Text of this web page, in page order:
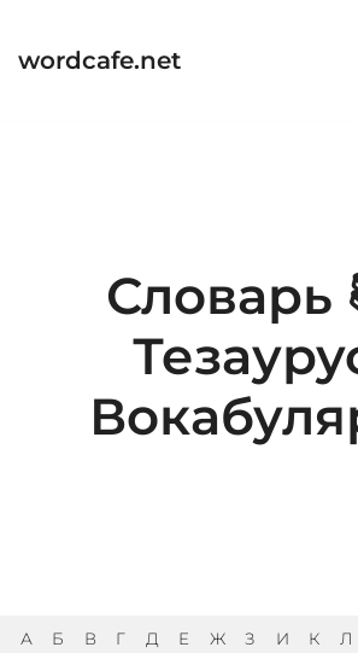
содержимому
wordcafe.net
Словарь
А Б В Г Д Е Ж З И К Л